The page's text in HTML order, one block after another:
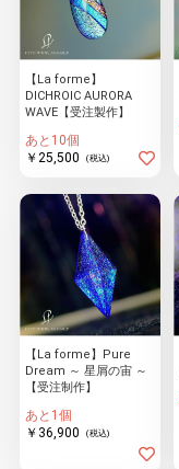
【La forme】
DICHROIC AURORA
WAVE【受注製作】
あと10個
￥25,500
(税込)
【La forme】Pure
Dream ～ 星屑の宙 ～
【受注制作】
あと1個
￥36,900
(税込)